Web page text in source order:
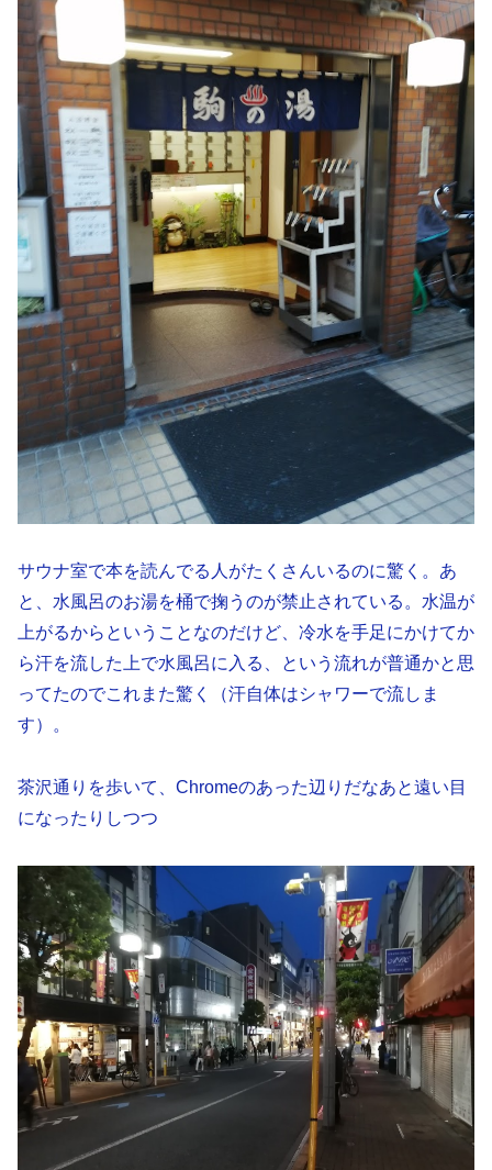
サウナ室で本を読んでる人がたくさんいるのに驚く。あ
と、水風呂のお湯を桶で掬うのが禁止されている。水温が
上がるからということなのだけど、冷水を手足にかけてか
ら汗を流した上で水風呂に入る、という流れが普通かと思
ってたのでこれまた驚く（汗自体はシャワーで流しま
す）。
茶沢通りを歩いて、Chromeのあった辺りだなあと遠い目
になったりしつつ